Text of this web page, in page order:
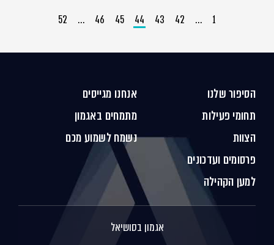
1
…
42
43
44
45
46
…
52
הסיפור שלנו
תחומי פעילות
הצוות
פרסומים ועדכונים
למען הקהילה
אנחנו מגייסים
מתמחים באגמון
נשמח לשמוע מכם
אגמון בסושיאל